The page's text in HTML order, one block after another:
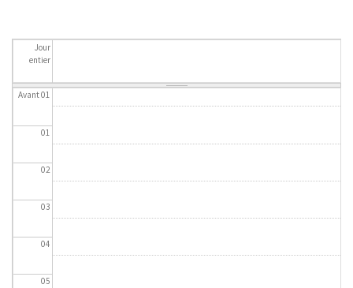
Jour
entier
Avant 01
01
02
03
04
05